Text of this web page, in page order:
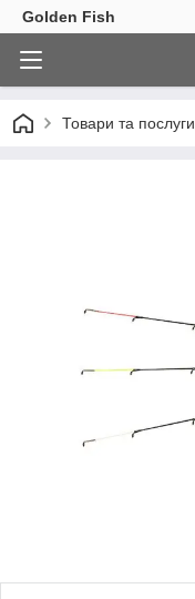
Golden Fish
Товари та послуги